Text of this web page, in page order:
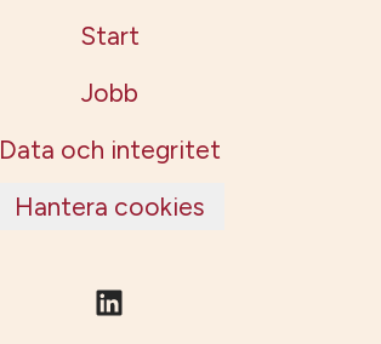
Start
Jobb
Data och integritet
Hantera cookies